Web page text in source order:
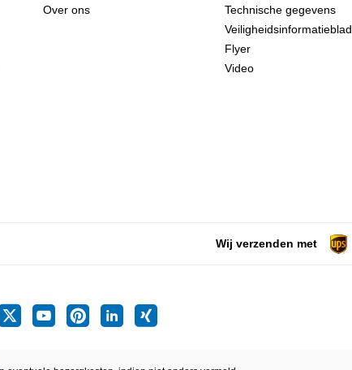
Over ons
Technische gegevens
Veiligheidsinformatieblad
Flyer
Video
Wij verzenden met